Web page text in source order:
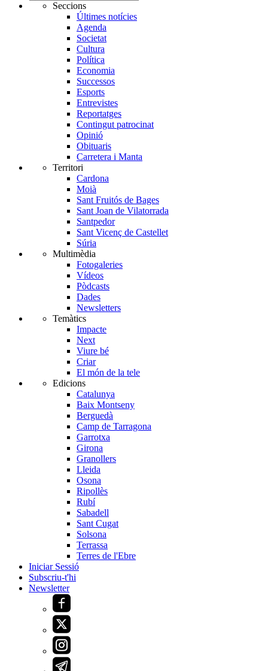
Seccions
Últimes notícies
Agenda
Societat
Cultura
Política
Economia
Successos
Esports
Entrevistes
Reportatges
Contingut patrocinat
Opinió
Obituaris
Carretera i Manta
Territori
Cardona
Moià
Sant Fruitós de Bages
Sant Joan de Vilatorrada
Santpedor
Sant Vicenç de Castellet
Súria
Multimèdia
Fotogaleries
Vídeos
Pòdcasts
Dades
Newsletters
Temàtics
Impacte
Next
Viure bé
Criar
El món de la tele
Edicions
Catalunya
Baix Montseny
Berguedà
Camp de Tarragona
Garrotxa
Girona
Granollers
Lleida
Osona
Ripollès
Rubí
Sabadell
Sant Cugat
Solsona
Terrassa
Terres de l'Ebre
Iniciar Sessió
Subscriu-t'hi
Newsletter